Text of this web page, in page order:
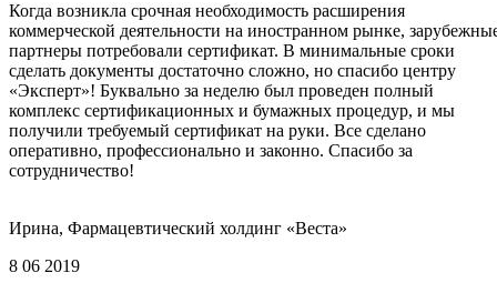
Когда возникла срочная необходимость расширения
коммерческой деятельности на иностранном рынке,
партнеры потребовали сертификат. В минимальные сроки
сделать документы достаточно сложно, но спасибо центру
«Эксперт»! Буквально за неделю был проведен полный
комплекс сертификационных и бумажных процедур, и мы
получили требуемый сертификат на руки. Все сделано
оперативно, профессионально и законно. Спасибо за
сотрудничество!
Ирина, Фармацевтический холдинг «Веста»
8 06 2019